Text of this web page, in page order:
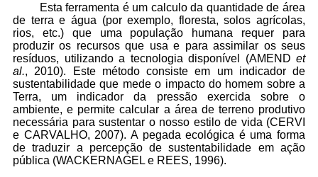
Esta ferramenta é um calculo da quantidade de área
de terra e água (por exemplo, floresta, solos agrícolas,
rios, etc.) que uma população humana requer para
produzir os recursos que usa e para assimilar os seus
resíduos, utilizando a tecnologia disponível (AMEND et
al., 2010). Este método consiste em um indicador de
sustentabilidade que mede o impacto do homem sobre a
Terra, um indicador da pressão exercida sobre o
ambiente, e permite calcular a área de terreno produtivo
necessária para sustentar o nosso estilo de vida (CERVI
e CARVALHO, 2007). A pegada ecológica é uma forma
de traduzir a percepção de sustentabilidade em ação
pública (WACKERNAGEL e REES, 1996).